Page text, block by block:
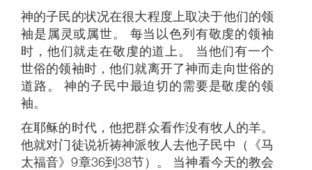
神的子民的状况在很大程度上取决于他们的领
袖是属灵或属世。 每当以色列有敬虔的领袖
时，他们就走在敬虔的道上。 当他们有一个
世俗的领袖时，他们就离开了神而走向世俗的
道路。 神的子民中最迫切的需要是敬虔的领
袖。
在耶稣的时代，他把群众看作没有牧人的羊。
他就对门徒说祈祷神派牧人去他子民中（《马
太福音》9章36到38节）。 当神看今天的教会